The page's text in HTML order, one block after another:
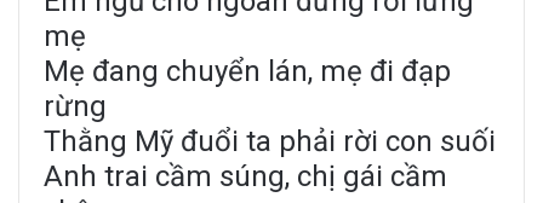
mẹ
Mẹ đang chuyển lán, mẹ đi đạp
rừng
Thằng Mỹ đuổi ta phải rời con suối
Anh trai cầm súng, chị gái cầm